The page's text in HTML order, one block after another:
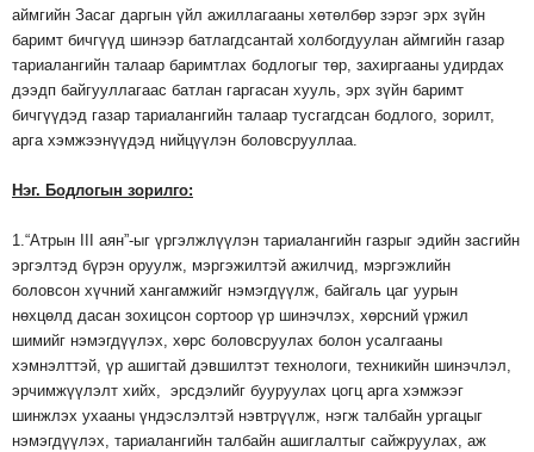
аймгийн Засаг даргын үйл ажиллагааны хөтөлбөр зэрэг эрх зүйн
баримт бичгүүд шинээр батлагдсантай холбогдуулан аймгийн газар
тариалангийн талаар баримтлах бодлогыг төр, захиргааны удирдах
дээдп байгууллагаас батлан гаргасан хууль, эрх зүйн баримт
бичгүүдэд газар тариалангийн талаар тусгагдсан бодлого, зорилт,
арга хэмжээнүүдэд нийцүүлэн боловсрууллаа.
Нэг. Бодлогын зорилго:
1.“Атрын III аян”-ыг үргэлжлүүлэн тариалангийн газрыг эдийн засгийн
эргэлтэд бүрэн оруулж, мэргэжилтэй ажилчид, мэргэжлийн
боловсон хүчний хангамжийг нэмэгдүүлж, байгаль цаг уурын
нөхцөлд дасан зохицсон сортоор үр шинэчлэх, хөрсний үржил
шимийг нэмэгдүүлэх, хөрс боловсруулах болон усалгааны
хэмнэлттэй, үр ашигтай дэвшилтэт технологи, техникийн шинэчлэл,
эрчимжүүлэлт хийх, эрсдэлийг бууруулах цогц арга хэмжээг
шинжлэх ухааны үндэслэлтэй нэвтрүүлж, нэгж талбайн ургацыг
нэмэгдүүлэх, тариалангийн талбайн ашиглалтыг сайжруулах, аж